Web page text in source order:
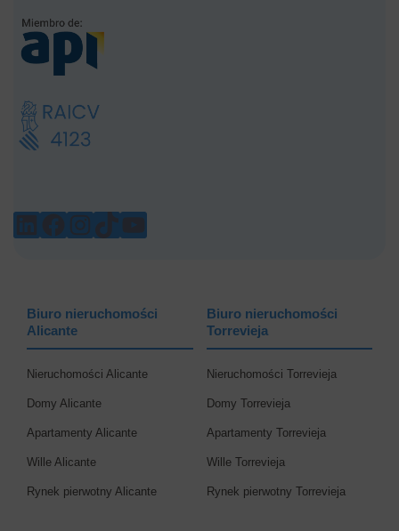
LINKEDIN FACEBOOK INSTAGRAM TIKTOK YOUTUBE
Biuro nieruchomości
Alicante
Nieruchomości Alicante
Domy Alicante
Apartamenty Alicante
Wille Alicante
Rynek pierwotny Alicante
Biuro nieruchomości
Torrevieja
Nieruchomości Torrevieja
Domy Torrevieja
Apartamenty Torrevieja
Wille Torrevieja
Rynek pierwotny Torrevieja